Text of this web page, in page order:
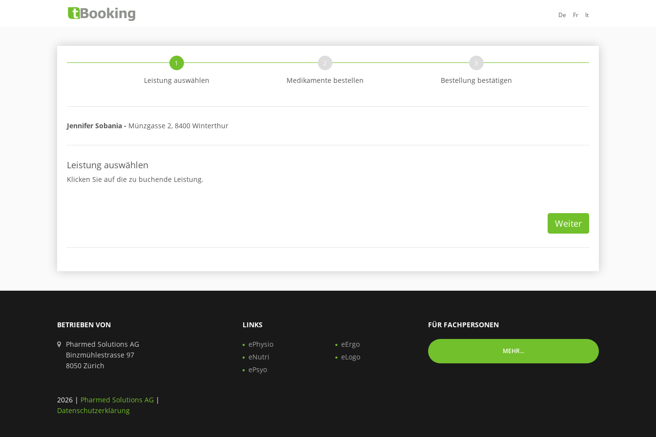
De Fr It
1
Leistung auswählen
2
Medikamente bestellen
3
Bestellung bestätigen
Jennifer Sobania - Münzgasse 2, 8400 Winterthur
Leistung auswählen
Klicken Sie auf die zu buchende Leistung.
Weiter
BETRIEBEN VON
Pharmed Solutions AG
Binzmühlestrasse 97
8050 Zürich
LINKS
ePhysio
eNutri
ePsyo
eErgo
eLogo
FÜR FACHPERSONEN
MEHR...
2026 | Pharmed Solutions AG |
Datenschutzerklärung